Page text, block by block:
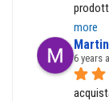
more
6 years